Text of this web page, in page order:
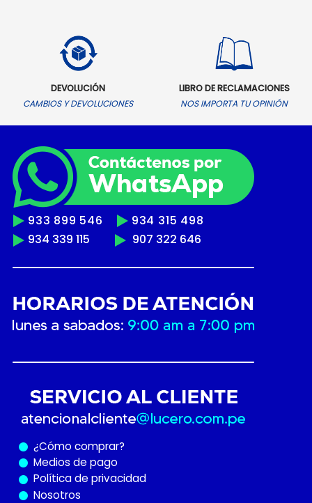
DEVOLUCIÓN
CAMBIOS Y DEVOLUCIONES
LIBRO DE RECLAMACIONES
NOS IMPORTA TU OPINIÓN
933 899 546
934 315 498
934 339 115
907 322 646
¿Cómo comprar?
Medios de pago
Política de privacidad
Nosotros